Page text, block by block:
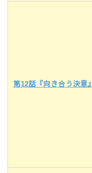
第12話『向き合う決意』